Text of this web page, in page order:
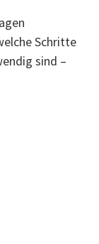
Schritte
sind –